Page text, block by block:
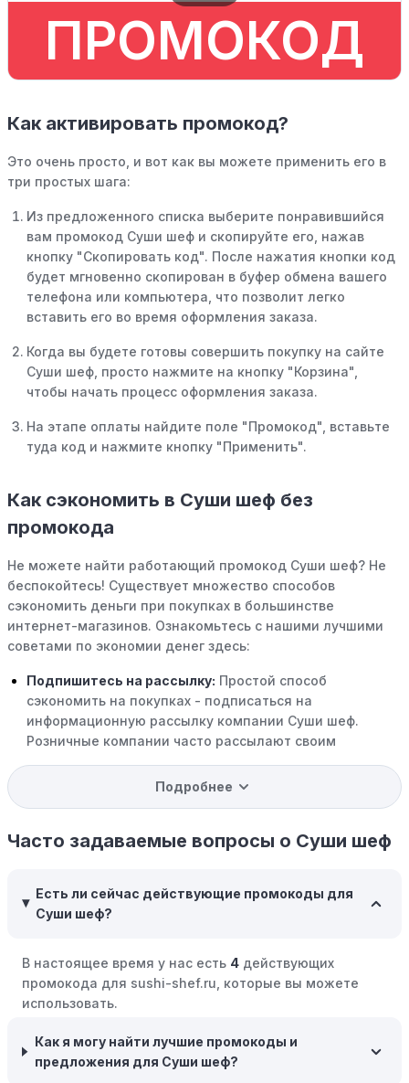
ПРОМОКОД
Как активировать промокод?
Это очень просто, и вот как вы можете применить его в
три простых шага:
Из предложенного списка выберите понравившийся
вам промокод Суши шеф и скопируйте его, нажав
кнопку "Скопировать код". После нажатия кнопки код
будет мгновенно скопирован в буфер обмена вашего
телефона или компьютера, что позволит легко
вставить его во время оформления заказа.
Когда вы будете готовы совершить покупку на сайте
Суши шеф, просто нажмите на кнопку "Корзина",
чтобы начать процесс оформления заказа.
На этапе оплаты найдите поле "Промокод", вставьте
туда код и нажмите кнопку "Применить".
Как сэкономить в Суши шеф без
промокода
Не можете найти работающий промокод Суши шеф? Не
беспокойтесь! Существует множество способов
сэкономить деньги при покупках в большинстве
интернет-магазинов. Ознакомьтесь с нашими лучшими
советами по экономии денег здесь:
Подпишитесь на рассылку: Простой способ
сэкономить на покупках - подписаться на
информационную рассылку компании Суши шеф.
Розничные компании часто рассылают своим
доступ к распродажам.
компании Суши шеф есть программы поощрения,
позволяющие зарабатывать баллы или cashback на
скидки или будущие покупки.
пятница" или сезонными акциями. В такие периоды
розничные компании часто предлагают значительные
скидки.
Бросьте корзину:Если Вы не торопитесь с покупкой,
добавьте товары в корзину и оставьте их на день или
Подробнее
Часто задаваемые вопросы о Суши шеф
Есть ли сейчас действующие промокоды для
Суши шеф?
В настоящее время у нас есть 4 действующих
промокода для sushi-shef.ru, которые вы можете
использовать.
Как я могу найти лучшие промокоды и
предложения для Суши шеф?